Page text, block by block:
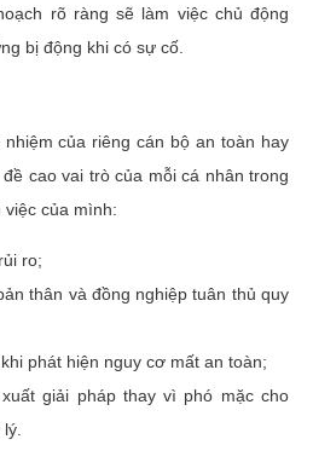
rõ ràng sẽ làm việc chủ động
bị động khi có sự cố.
của riêng cán bộ an toàn hay
cao vai trò của mỗi cá nhân trong
việc của mình:
ro;
thân và đồng nghiệp tuân thủ quy
phát hiện nguy cơ mất an toàn;
giải pháp thay vì phó mặc cho